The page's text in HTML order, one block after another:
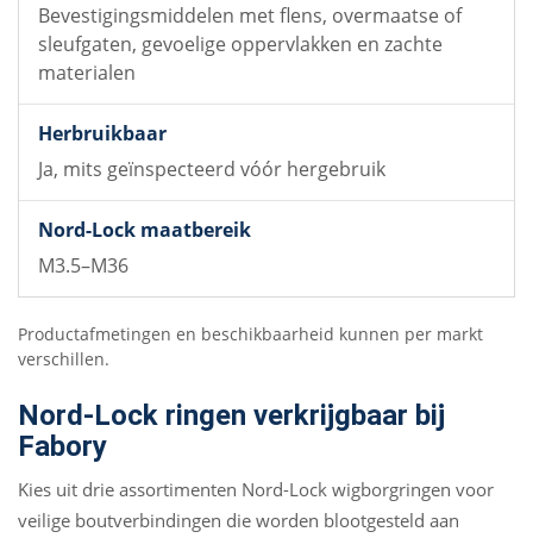
Bevestigingsmiddelen met flens, overmaatse of
sleufgaten, gevoelige oppervlakken en zachte
materialen
Ja, mits geïnspecteerd vóór hergebruik
M3.5–M36
Productafmetingen en beschikbaarheid kunnen per markt
verschillen.
Nord-Lock ringen verkrijgbaar bij
Fabory
Kies uit drie assortimenten Nord-Lock wigborgringen voor
veilige boutverbindingen die worden blootgesteld aan